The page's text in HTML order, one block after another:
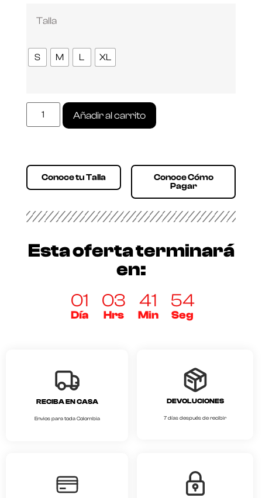
Talla
S M L XL
Añadir al carrito
Conoce tu Talla
Conoce Cómo
Pagar
Esta oferta terminará
en:
01
Día
03
Hrs
41
Min
54
Seg
RECIBA EN CASA
Envios para toda Colombia
DEVOLUCIONES
7 días después de recibir